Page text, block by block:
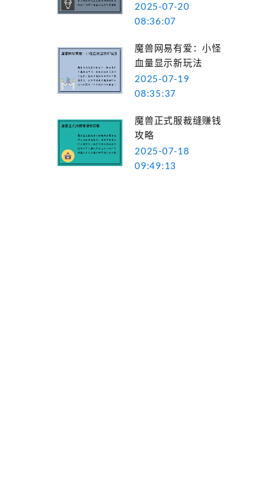
2025-07-20
08:36:07
魔兽网易有爱：小怪
血量显示新玩法
2025-07-19
08:35:37
魔兽正式服裁缝赚钱
攻略
2025-07-18
09:49:13